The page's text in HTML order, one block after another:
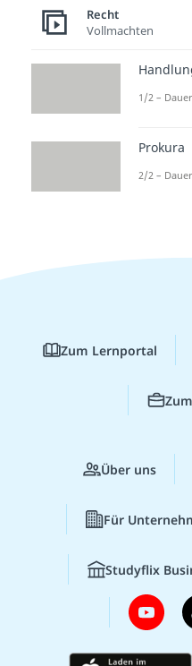
Recht
Vollmachten
1/2 –
Prokura
2/2 –
Zum Lernportal
Über uns
Für
Studyflix